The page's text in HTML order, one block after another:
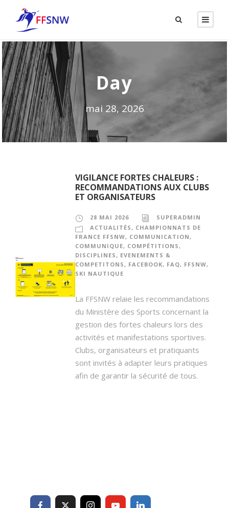
Day
mai 28, 2026
VIGILANCE FORTES CHALEURS :
RECOMMANDATIONS AUX CLUBS
ET ORGANISATEURS
28 MAI 2026
SUPERADMIN
ACTUALITÉS, CHAMPIONNATS DE
FRANCE FFSNW, COMMUNICATION,
COMMUNIQUE, COMPÉTITIONS,
DISCIPLINES, EVENEMENTS &
COMPETITONS, FACEBOOK, FAQ, FFSNW,
SKI NAUTIQUE
La FFSNW relaie les recommandations
du Ministère des Sports concernant la
gestion des fortes chaleurs lors des
activités et manifestations sportives.
Clubs, organisateurs et pratiquants
sont invités à adapter leurs pratiques
afin de garantir la sécurité de tous.